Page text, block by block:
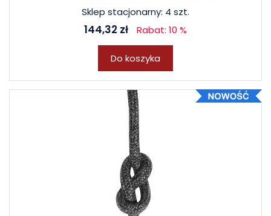
Sklep stacjonarny: 4 szt.
144,32 zł Rabat: 10 %
Do koszyka